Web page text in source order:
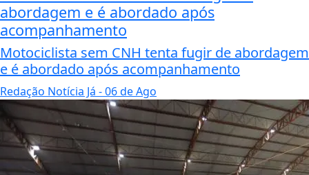
abordagem e é abordado após
acompanhamento
Motociclista sem CNH tenta fugir de abordagem
e é abordado após acompanhamento
Redação Notícia Já - 06 de Ago